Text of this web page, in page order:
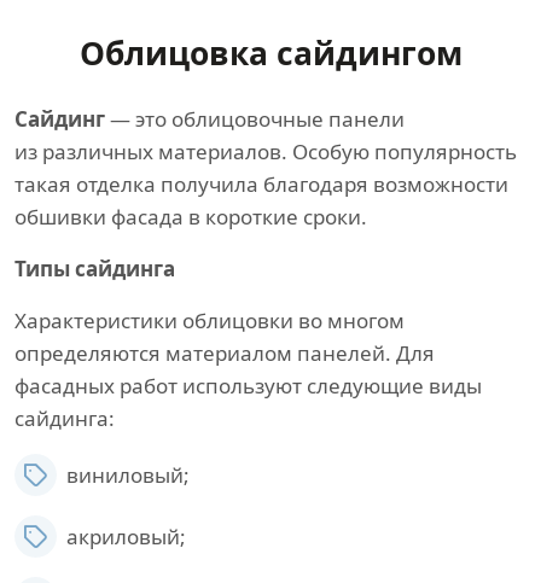
Облицовка сайдингом
Сайдинг— это облицовочные панели
из различных материалов. Особую популярность
такая отделка получила благодаря возможности
обшивки фасада в короткие сроки.
Типы сайдинга
Характеристики облицовки во многом
определяются материалом панелей. Для
фасадных работ используют следующие виды
сайдинга:
виниловый;
акриловый;